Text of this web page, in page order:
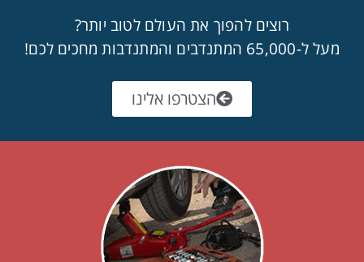
רוצים להפוך את העולם לטוב יותר?
מעל ל-65,000 המתנדבים והמתנדבות מחכים לכם!
הצטרפו אלינו